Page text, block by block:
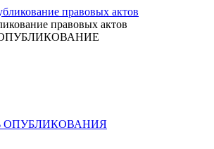
правовых актов
ОПУБЛИКОВАНИЯ